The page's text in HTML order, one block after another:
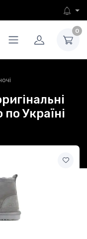
0
Україні